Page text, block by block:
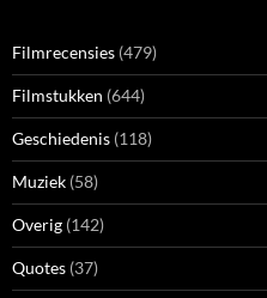
Filmrecensies (479)
Filmstukken (644)
Geschiedenis (118)
Muziek (58)
Overig (142)
Quotes (37)